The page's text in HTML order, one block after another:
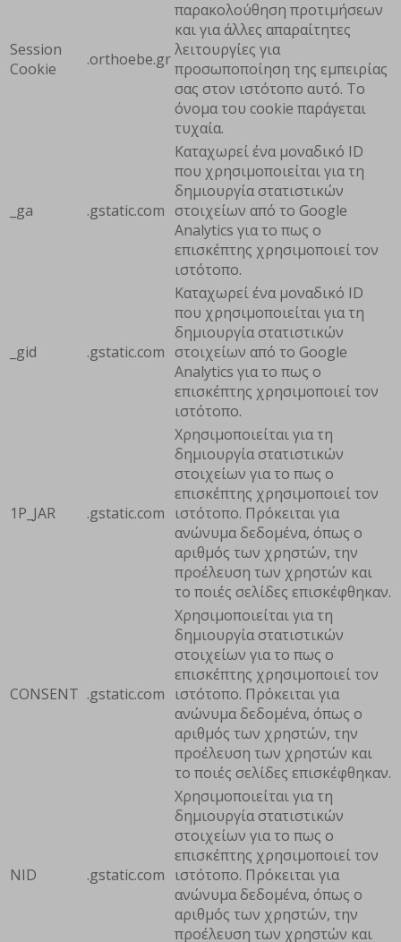
Session
Cookie
.orthoebe.gr
παρακολούθηση προτιμήσεων
και για άλλες απαραίτητες
λειτουργίες για
προσωποποίηση της εμπειρίας
σας στον ιστότοπο αυτό. Το
όνομα του cookie παράγεται
τυχαία.
_ga .gstatic.com
Καταχωρεί ένα μοναδικό ID
που χρησιμοποιείται για τη
δημιουργία στατιστικών
στοιχείων από το Google
Analytics για το πως ο
επισκέπτης χρησιμοποιεί τον
ιστότοπο.
_gid .gstatic.com
Καταχωρεί ένα μοναδικό ID
που χρησιμοποιείται για τη
δημιουργία στατιστικών
στοιχείων από το Google
Analytics για το πως ο
επισκέπτης χρησιμοποιεί τον
ιστότοπο.
1P_JAR .gstatic.com
Χρησιμοποιείται για τη
δημιουργία στατιστικών
στοιχείων για το πως ο
επισκέπτης χρησιμοποιεί τον
ιστότοπο. Πρόκειται για
ανώνυμα δεδομένα, όπως ο
αριθμός των χρηστών, την
προέλευση των χρηστών και
το ποιές σελίδες επισκέφθηκαν.
CONSENT .gstatic.com
Χρησιμοποιείται για τη
δημιουργία στατιστικών
στοιχείων για το πως ο
επισκέπτης χρησιμοποιεί τον
ιστότοπο. Πρόκειται για
ανώνυμα δεδομένα, όπως ο
αριθμός των χρηστών, την
προέλευση των χρηστών και
το ποιές σελίδες επισκέφθηκαν.
NID .gstatic.com
Χρησιμοποιείται για τη
δημιουργία στατιστικών
στοιχείων για το πως ο
επισκέπτης χρησιμοποιεί τον
ιστότοπο. Πρόκειται για
ανώνυμα δεδομένα, όπως ο
αριθμός των χρηστών, την
προέλευση των χρηστών και